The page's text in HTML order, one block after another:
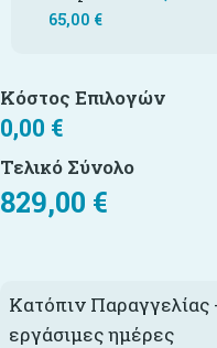
65,00 €
Κόστος Επιλογών
0,00 €
Τελικό Σύνολο
829,00 €
Κατόπιν Παραγγελίας
εργάσιμες ημέρες